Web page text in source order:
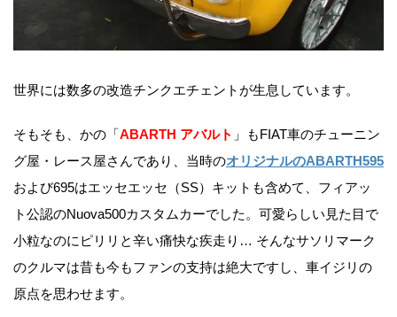
世界には数多の改造チンクエチェントが生息しています。
そもそも、かの「ABARTH アバルト 」もFIAT車のチューニン
グ屋・レース屋さんであり、当時のオリジナルのABARTH595
および695はエッセエッセ（SS）キットも含めて、フィアッ
ト公認のNuova500カスタムカーでした。可愛らしい見た目で
小粒なのにピリリと辛い痛快な疾走り… そんなサソリマーク
のクルマは昔も今もファンの支持は絶大ですし、車イジリの
原点を思わせます。